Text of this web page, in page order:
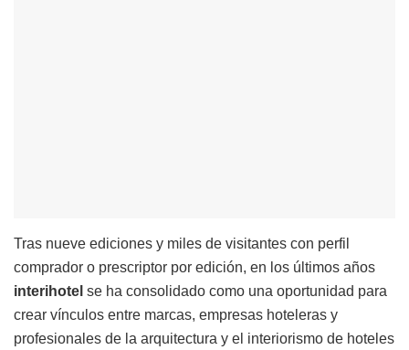
Tras nueve ediciones y miles de visitantes con perfil
comprador o prescriptor por edición, en los últimos años
interihotel se ha consolidado como una oportunidad para
crear vínculos entre marcas, empresas hoteleras y
profesionales de la arquitectura y el interiorismo de hoteles